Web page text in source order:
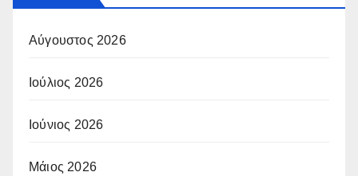
Αύγουστος 2026
Ιούλιος 2026
Ιούνιος 2026
Μάιος 2026